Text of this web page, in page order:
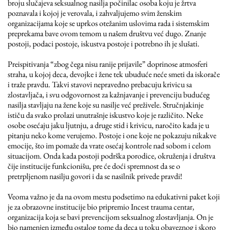
broju slučajeva seksualnog nasilja počinilac osoba koju je žrtva
poznavala i kojoj je verovala, i zahvaljujemo svim ženskim
organizacijama koje se uprkos otežanim uslovima rada i sistemskim
preprekama bave ovom temom u našem društvu već dugo. Znanje
postoji, podaci postoje, iskustva postoje i potrebno ih je slušati.
Preispitivanja “zbog čega nisu ranije prijavile” doprinose atmosferi
straha, u kojoj deca, devojke i žene tek ubuduće neće smeti da iskorače
i traže pravdu. Takvi stavovi nepravedno prebacuju krivicu sa
zlostavljača, i svu odgovornost za kažnjavanje i prevenciju budućeg
nasilja stavljaju na žene koje su nasilje već preživele. Stručnjakinje
ističu da svako prolazi unutrašnje iskustvo koje je različito. Neke
osobe osećaju jaku ljutnju, a druge stid i krivicu, naročito kada je u
pitanju neko kome verujemo. Postoje i one koje ne pokazuju nikakve
emocije, što im pomaže da vrate osećaj kontrole nad sobom i celom
situacijom. Onda kada postoji podrška porodice, okruženja i društva
čije institucije funkcionišu, pre će doći spremnost da se o
pretrpljenom nasilju govori i da se nasilnik privede pravdi!
Veoma važno je da na ovom mestu podsetimo na edukativni paket koji
je za obrazovne institucije bio pripremio Incest trauma centar,
organizacija koja se bavi prevencijom seksualnog zlostavljanja. On je
bio namenjen između ostalog tome da deca u toku obaveznog i skoro